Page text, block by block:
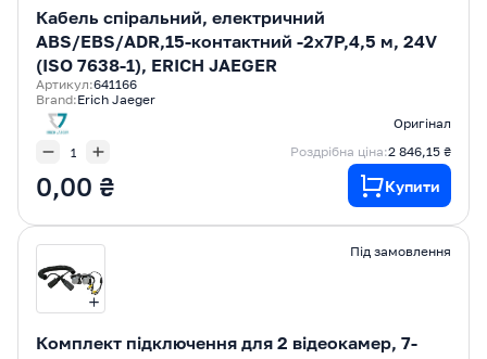
Кабель спіральний, електричний
ABS/EBS/ADR,15-контактний -2x7P,4,5 м, 24V
(ISO 7638-1), ERICH JAEGER
Артикул:641166
Brand:Erich Jaeger
Оригінал
Роздрібна ціна:2 846,15 ₴
0,00 ₴ Купити
Під замовлення
Комплект підключення для 2 відеокамер, 7-